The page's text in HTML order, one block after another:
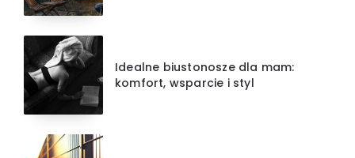
Idealne biustonosze dla mam:
komfort, wsparcie i styl